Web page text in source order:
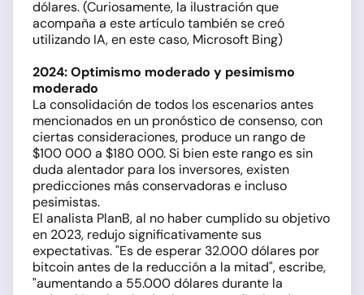
dólares. (Curiosamente, la ilustración que
acompaña a este artículo también se creó
utilizando IA, en este caso, Microsoft Bing)
2024: Optimismo moderado y pesimismo
moderado
La consolidación de todos los escenarios antes
mencionados en un pronóstico de consenso, con
ciertas consideraciones, produce un rango de
$100 000 a $180 000. Si bien este rango es sin
duda alentador para los inversores, existen
predicciones más conservadoras e incluso
pesimistas.
El analista PlanB, al no haber cumplido su objetivo
en 2023, redujo significativamente sus
expectativas. "Es de esperar 32.000 dólares por
bitcoin antes de la reducción a la mitad", escribe,
"aumentando a 55.000 dólares durante la